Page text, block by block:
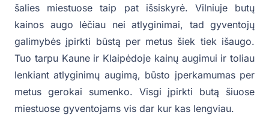
šalies miestuose taip pat išsiskyrė. Vilniuje butų
kainos augo lėčiau nei atlyginimai, tad gyventojų
galimybės įpirkti būstą per metus šiek tiek išaugo.
Tuo tarpu Kaune ir Klaipėdoje kainų augimui ir toliau
lenkiant atlyginimų augimą, būsto įperkamumas per
metus gerokai sumenko. Visgi įpirkti butą šiuose
miestuose gyventojams vis dar kur kas lengviau.